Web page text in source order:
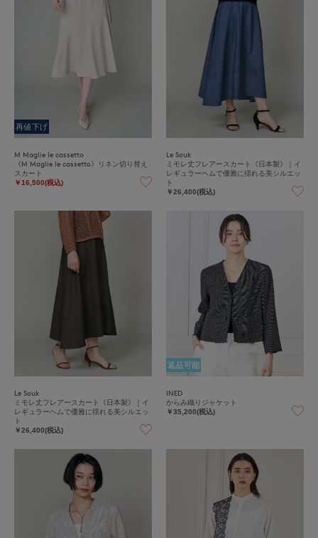
再値下げ
M Maglie le cassetto
《M Maglie le cassetto》リネン切り替え
スカート
￥16,500(税込)
Le Souk
ミモレ丈フレアースカート《日本製》｜イ
レギュラーヘムで優雅に揺れる美シルエッ
ト
￥26,400(税込)
Le Souk
ミモレ丈フレアースカート《日本製》｜イ
レギュラーヘムで優雅に揺れる美シルエッ
ト
￥26,400(税込)
返品可能
INED
からみ織りジャケット
￥35,200(税込)